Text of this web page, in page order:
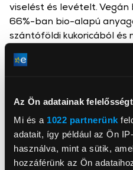
Az Ön adatainak
Mi és a 1022 partnerünk
adatait, így például az Ön
használva, mint a sütik,
hozzáférünk az Ön
Samsung Electronics Magyar Zrt.
www.samsung.com/hu/
5126, Jászfényszaru, Samsung tér 1
viselést és levételt. Vegán
66%-ban bio-alapú
szántóföldi kukoricából és